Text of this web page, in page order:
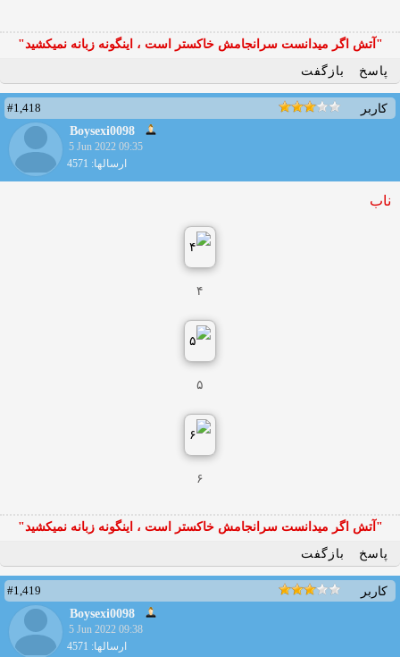
"آتش اگر ميدانست سرانجامش خاكستر است ، اينگونه زبانه نميكشيد"
پاسخ
بازگفت
کاربر
#1,418
Boysexi0098
5 Jun 2022 09:35
ارسالها: 4571
ناب
۴
۵
۶
"آتش اگر ميدانست سرانجامش خاكستر است ، اينگونه زبانه نميكشيد"
پاسخ
بازگفت
کاربر
#1,419
Boysexi0098
5 Jun 2022 09:38
ارسالها: 4571